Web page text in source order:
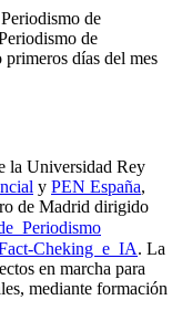
de
de
días del mes
la Universidad Rey
y PEN España,
de Madrid dirigido
Periodismo
Cheking e IA. La
en marcha para
mediante formación